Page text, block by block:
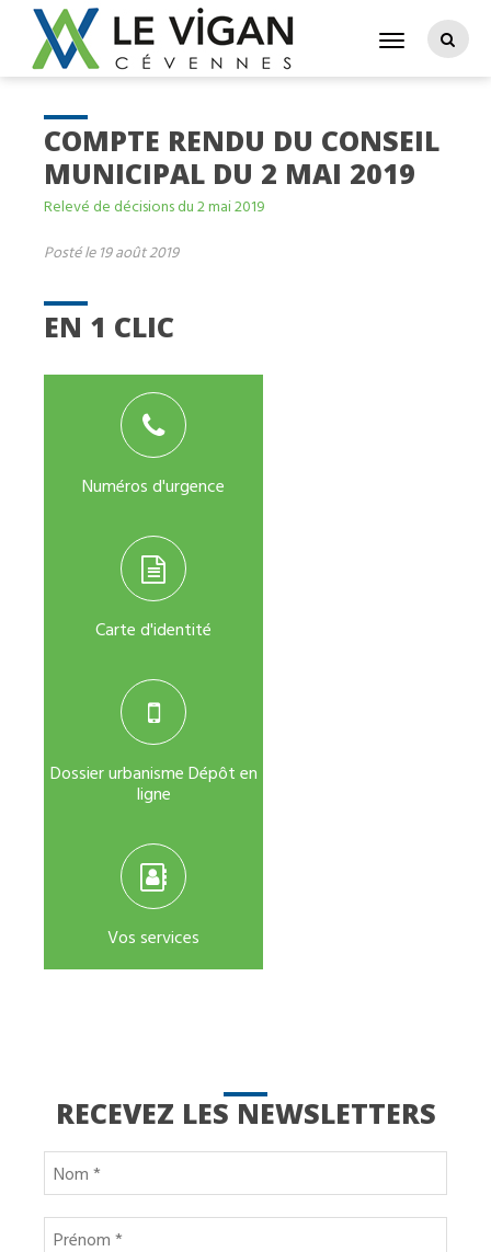
EN 1 CLIC
Numéros d'urgence
Carte d'identité
Dossier urbanisme Dépôt en
ligne
Vos services
COMPTE RENDU DU CONSEIL
MUNICIPAL DU 2 MAI 2019
Relevé de décisions du 2 mai 2019
Posté le 19 août 2019
RECEVEZ LES NEWSLETTERS